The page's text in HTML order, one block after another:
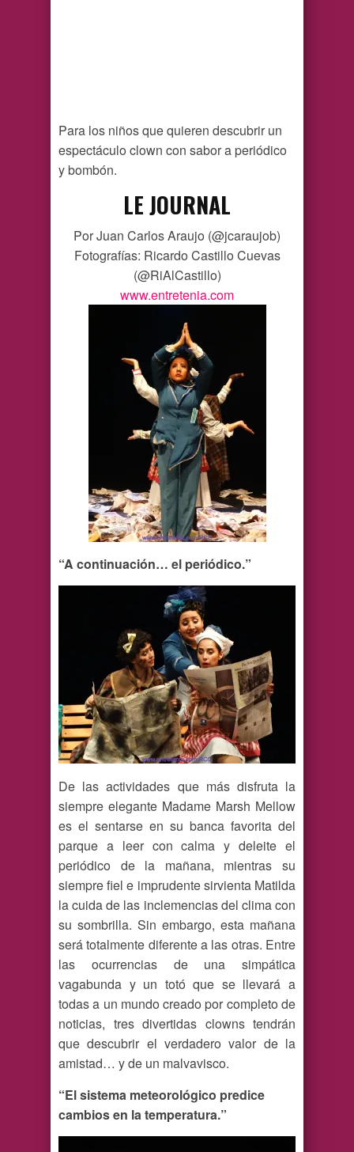
Para los niños que quieren descubrir un
espectáculo clown con sabor a periódico
y bombón.
LE JOURNAL
Por Juan Carlos Araujo (@jcaraujob)
Fotografías: Ricardo Castillo Cuevas
(@RiAlCastillo)
www.entretenia.com
“A continuación… el periódico.”
De las actividades que más disfruta la
siempre elegante Madame Marsh Mellow
es el sentarse en su banca favorita del
parque a leer con calma y deleite el
periódico de la mañana, mientras su
siempre fiel e imprudente sirvienta Matilda
la cuida de las inclemencias del clima con
su sombrilla. Sin embargo, esta mañana
será totalmente diferente a las otras. Entre
las ocurrencias de una simpática
vagabunda y un totó que se llevará a
todas a un mundo creado por completo de
noticias, tres divertidas clowns tendrán
que descubrir el verdadero valor de la
amistad… y de un malvavisco.
“El sistema meteorológico predice
cambios en la temperatura.”